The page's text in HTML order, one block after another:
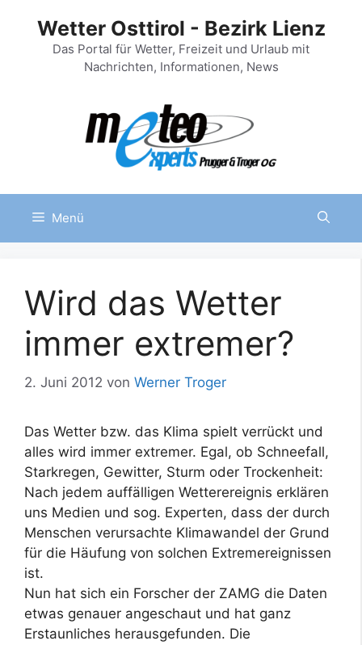
springen
Wetter Osttirol - Bezirk Lienz
Das Portal für Wetter, Freizeit und Urlaub mit
Nachrichten, Informationen, News
Menü
Wird das Wetter
immer extremer?
2. Juni 2012 von Werner Troger
Das Wetter bzw. das Klima spielt verrückt und
alles wird immer extremer. Egal, ob Schneefall,
Starkregen, Gewitter, Sturm oder Trockenheit:
Nach jedem auffälligen Wetterereignis erklären
uns Medien und sog. Experten, dass der durch
Menschen verursachte Klimawandel der Grund
für die Häufung von solchen Extremereignissen
ist.
Nun hat sich ein Forscher der ZAMG die Daten
etwas genauer angeschaut und hat ganz
Erstaunliches herausgefunden. Die